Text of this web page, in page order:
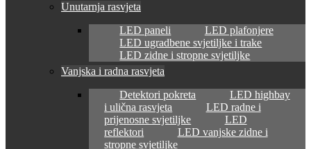
Unutarnja rasvjeta
LED paneli
LED plafonjere
LED ugradbene svjetiljke i trake
LED zidne i stropne svjetiljke
Vanjska i radna rasvjeta
Detektori pokreta
LED highbay
i ulična rasvjeta
LED radne i
prijenosne svjetiljke
LED
reflektori
LED vanjske zidne i
stropne svjetiljke